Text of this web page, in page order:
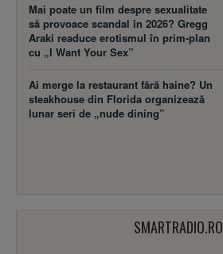
Mai poate un film despre sexualitate
să provoace scandal în 2026? Gregg
Araki readuce erotismul în prim-plan
cu „I Want Your Sex”
Ai merge la restaurant fără haine? Un
steakhouse din Florida organizează
lunar seri de „nude dining”
SMARTRADIO.RO